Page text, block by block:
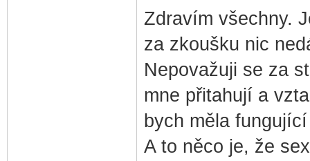
Zdravím všechny.
za zkoušku nic
Nepovažuji se za
mne přitahují a
bych měla
A to něco je, že